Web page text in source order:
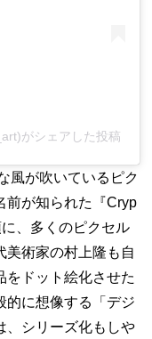
がシェアした投稿
風が吹いているピク
前が知られた『Cryp
、多くのピクセル
美術家の村上隆も自
をドット絵化させた
的に想像する「デジ
、シリーズ化もしや